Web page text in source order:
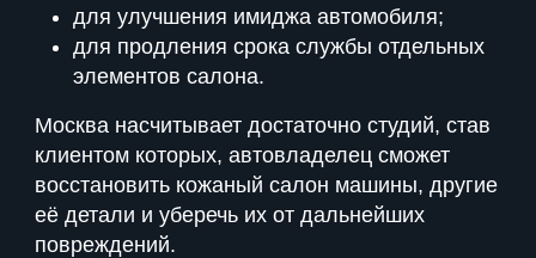
для улучшения имиджа автомобиля;
для продления срока службы отдельных
элементов салона.
Москва насчитывает достаточно студий, став
клиентом которых, автовладелец сможет
восстановить кожаный салон машины, другие
её детали и уберечь их от дальнейших
повреждений.